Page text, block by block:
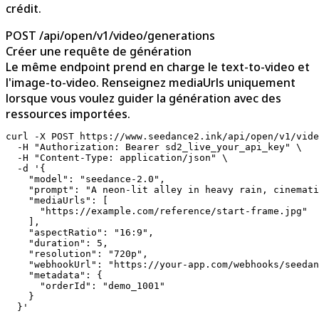
crédit.
POST /api/open/v1/video/generations
Créer une requête de génération
Le même endpoint prend en charge le text-to-video et
l'image-to-video. Renseignez mediaUrls uniquement
lorsque vous voulez guider la génération avec des
ressources importées.
curl -X POST https://www.seedance2.ink/api/open/v1/
  -H "Authorization: Bearer sd2_live_your_api_key" \
  -H "Content-Type: application/json" \
  -d '{
    "model": "seedance-2.0",
"prompt": "A neon-lit alley in heavy rain,
    "mediaUrls": [
      "https://example.com/reference/start-frame.jpg"
    ],
    "aspectRatio": "16:9",
    "duration": 5,
    "resolution": "720p",
"webhookUrl": "https://your-app.com/webhooks/
    "metadata": {
      "orderId": "demo_1001"
    }
  }'